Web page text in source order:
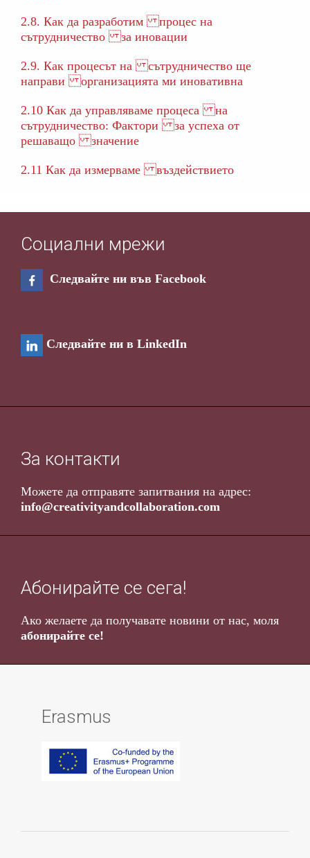
2.8. Как да разработим процес на
сътрудничество за иновации
2.9. Как процесът на сътрудничество ще
направи организацията ми иновативна
2.10 Как да управляваме процеса на
сътрудничество: Фактори за успеха от
решаващо значение
2.11 Как да измерваме въздействието
Социални мрежи
Следвайте ни във Facebook
Следвайте ни в LinkedIn
За контакти
Можете да отправяте запитвания на адрес:
info@creativityandcollaboration.com
Абонирайте се сега!
Ако желаете да получавате новини от нас, моля
абонирайте се!
Erasmus